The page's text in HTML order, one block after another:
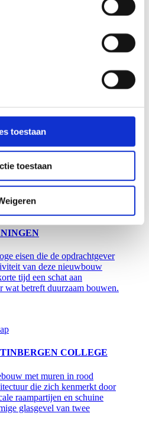
toestaan
toestaan
heeft een nieuw
voor Fontys de Rondom
en En-En architecten uit
etages met in totaal een bruto
13.000 m² en bestaat onder
en 170 parkeerplaatsen.
eisen die de opdrachtgever
van deze nieuwbouw
tijd een schat aan
betreft duurzaam bouwen.
COLLEGE
met muren in rood
die zich kenmerkt door
raampartijen en schuine
glasgevel van twee